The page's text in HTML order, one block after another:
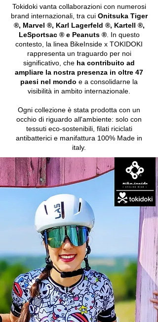
Tokidoki vanta collaborazioni con numerosi
brand internazionali, tra cui Onitsuka Tiger
®, Marvel ®, Karl Lagerfeld ®, Kartell ®,
LeSportsac ® e Peanuts ®. In questo
contesto, la linea BikeInside x TOKIDOKI
rappresenta un traguardo per noi
significativo, che ha contribuito ad
ampliare la nostra presenza in oltre 47
paesi nel mondo e a consolidarne la
visibilità in ambito internazionale.
Ogni collezione è stata prodotta con un
occhio di riguardo all'ambiente: solo con
tessuti eco-sostenibili, filati riciclati
antibatterici e manifattura 100% Made in
italy.